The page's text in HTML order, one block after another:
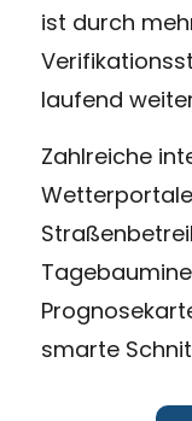
ist durch
laufend
Zahlreiche
smarte